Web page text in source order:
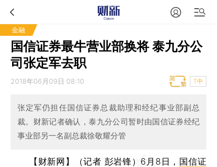
金融
国信证券最牛营业部换将 泰九分公
司张定军去职
2018年06月09日 08:10 T中
张定军仍担任国信证券总裁助理和经纪事业部副总
裁。财新记者确认，泰九分公司暂时由国信证券经纪
事业部另一名副总裁徐敬耀分管
【财新网】（记者 彭岩锋） 6月8日， 国信证